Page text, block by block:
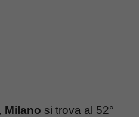
Milano si trova al 52°